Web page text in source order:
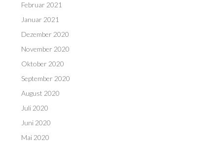
Februar 2021
Januar 2021
Dezember 2020
November 2020
Oktober 2020
September 2020
August 2020
Juli 2020
Juni 2020
Mai 2020